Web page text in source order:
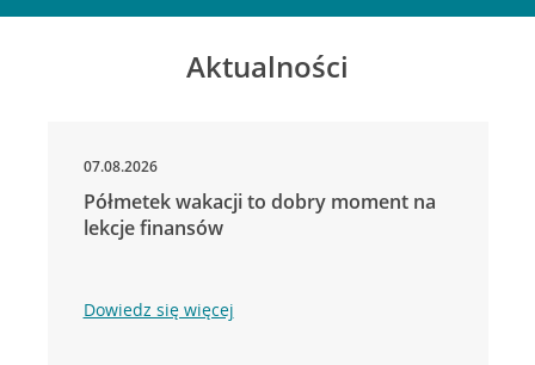
Aktualności
07.08.2026
Półmetek wakacji to dobry moment na
lekcje finansów
Dowiedz się więcej